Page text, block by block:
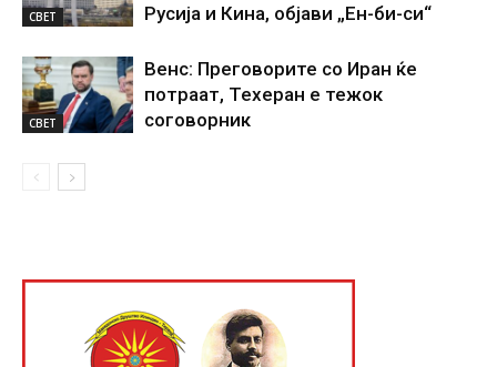
СВЕТ
Русија и Кина, објави „Ен-би-си“
СВЕТ
Венс: Преговорите со Иран ќе
потраат, Техеран е тежок
соговорник